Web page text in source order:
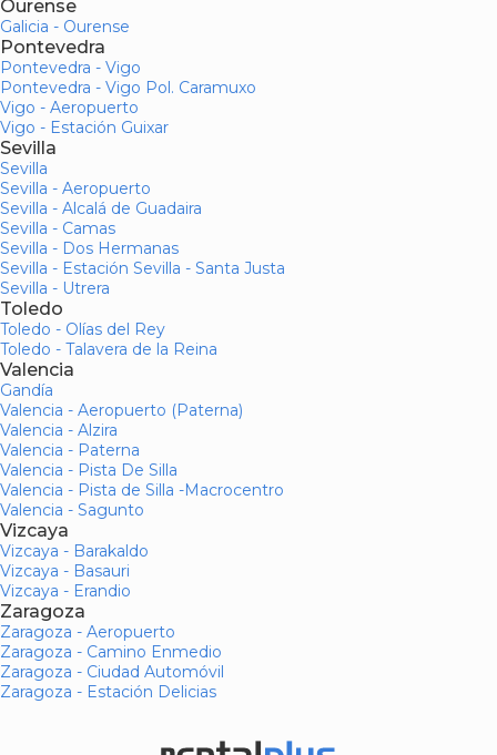
Ourense
Galicia - Ourense
Pontevedra
Pontevedra - Vigo
Pontevedra - Vigo Pol. Caramuxo
Vigo - Aeropuerto
Vigo - Estación Guixar
Sevilla
Sevilla
Sevilla - Aeropuerto
Sevilla - Alcalá de Guadaira
Sevilla - Camas
Sevilla - Dos Hermanas
Sevilla - Estación Sevilla - Santa Justa
Sevilla - Utrera
Toledo
Toledo - Olías del Rey
Toledo - Talavera de la Reina
Valencia
Gandía
Valencia - Aeropuerto (Paterna)
Valencia - Alzira
Valencia - Paterna
Valencia - Pista De Silla
Valencia - Pista de Silla -Macrocentro
Valencia - Sagunto
Vizcaya
Vizcaya - Barakaldo
Vizcaya - Basauri
Vizcaya - Erandio
Zaragoza
Zaragoza - Aeropuerto
Zaragoza - Camino Enmedio
Zaragoza - Ciudad Automóvil
Zaragoza - Estación Delicias